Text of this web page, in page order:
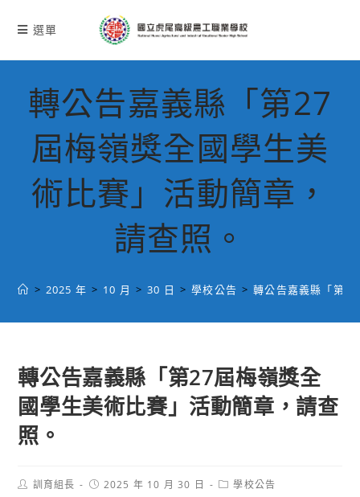
選單
轉公告嘉義縣「第27
屆梅嶺獎全國學生美
術比賽」活動簡章，
請查照。
> 2025 年 > 10 月 > 30 日 > 學校公告 > 轉公告嘉義縣「第
轉公告嘉義縣「第27屆梅嶺獎全
國學生美術比賽」活動簡章，請查
照。
Post訓育組長
Post2025 年 10 月 30 日
Post學校公告